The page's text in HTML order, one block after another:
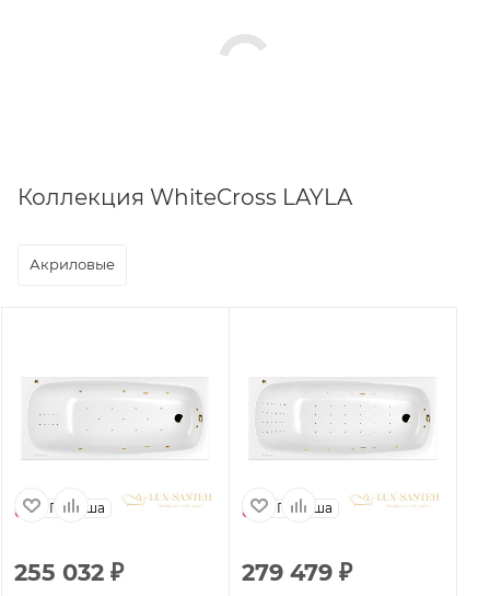
Коллекция WhiteCross LAYLA
Акриловые
Польша
255 032 ₽
Польша
279 479 ₽